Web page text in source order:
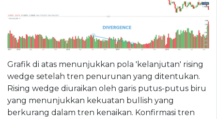
Grafik di atas menunjukkan pola 'kelanjutan' rising
wedge setelah tren penurunan yang ditentukan.
Rising wedge diuraikan oleh garis putus-putus biru
yang menunjukkan kekuatan bullish yang
berkurang dalam tren kenaikan. Konfirmasi tren